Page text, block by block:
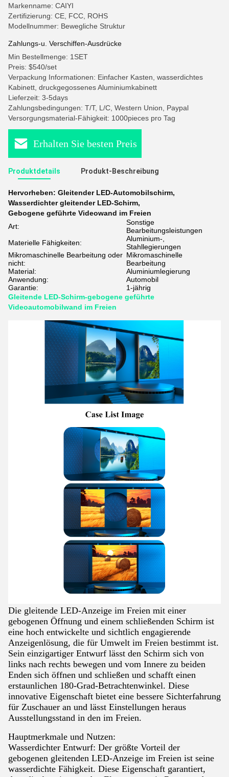
Markenname: CAIYI
Zertifizierung: CE, FCC, ROHS
Modellnummer: Bewegliche Struktur
Zahlungs-u. Verschiffen-Ausdrücke
Min Bestellmenge: 1SET
Preis: $540/set
Verpackung Informationen: Einfacher Kasten, wasserdichtes
Kabinett, druckgegossenes Aluminiumkabinett
Lieferzeit: 3-5days
Zahlungsbedingungen: T/T, L/C, Western Union, Paypal
Versorgungsmaterial-Fähigkeit: 1000pieces pro Tag
Erhalten Sie besten Preis
Produktdetails Produkt-Beschreibung
Hervorheben: Gleitender LED-Automobilschirm,
Wasserdichter gleitender LED-Schirm,
Gebogene geführte Videowand im Freien
Art:
Sonstige
Bearbeitungsleistungen
Materielle Fähigkeiten:
Aluminium-,
Stahllegierungen
Mikromaschinelle Bearbeitung oder
nicht:
Mikromaschinelle
Bearbeitung
Material:
Aluminiumlegierung
Anwendung:
Automobil
Garantie:
1-jährig
Gleitende LED-Schirm-gebogene geführte
Videoautomobilwand im Freien
Die gleitende LED-Anzeige im Freien mit einer
gebogenen Öffnung und einem schließenden Schirm ist
eine hoch entwickelte und sichtlich engagierende
Anzeigenlösung, die für Umwelt im Freien bestimmt ist.
Sein einzigartiger Entwurf lässt den Schirm sich von
links nach rechts bewegen und vom Innere zu beiden
Enden sich öffnen und schließen und schafft einen
erstaunlichen 180-Grad-Betrachtenwinkel. Diese
innovative Eigenschaft bietet eine bessere Sichterfahrung
für Zuschauer an und lässt Einstellungen heraus
Ausstellungsstand in den im Freien.
Hauptmerkmale und Nutzen:
Wasserdichter Entwurf: Der größte Vorteil der
gebogenen gleitenden LED-Anzeige im Freien ist seine
wasserdichte Fähigkeit. Diese Eigenschaft garantiert,